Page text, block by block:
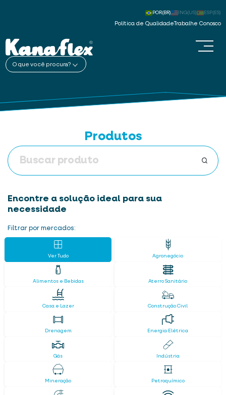
Política de Qualidade Trabalhe Conosco
POR(BR) ING(US) ESP(ES)
O que você procura?
Produtos
Encontre a solução ideal para sua
necessidade
Filtrar por mercados:
Ver Tudo Agronegócio
Alimentos e Bebidas Aterro Sanitário
Casa e Lazer Construção Civil
Drenagem Energia Elétrica
Gás Indústria
Mineração Petroquímico